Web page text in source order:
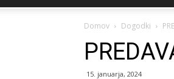
Domov Dogodki
15. januarja, 2024